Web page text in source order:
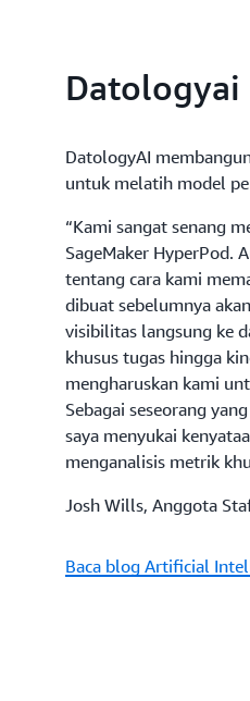
Datologyai
DatologyAI
untuk melatih model
“Kami sangat senang
SageMaker HyperPod.
tentang cara kami
dibuat sebelumnya
visibilitas langsung ke
khusus tugas hingga
mengharuskan kami
Sebagai seseorang
saya menyukai
menganalisis metrik
Josh Wills, Anggota
Baca blog Artificial